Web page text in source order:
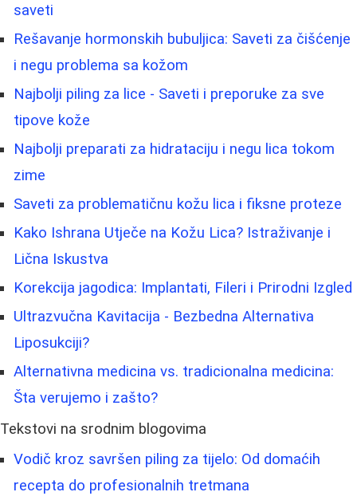
saveti
Rešavanje hormonskih bubuljica: Saveti za čišćenje
i negu problema sa kožom
Najbolji piling za lice - Saveti i preporuke za sve
tipove kože
Najbolji preparati za hidrataciju i negu lica tokom
zime
Saveti za problematičnu kožu lica i fiksne proteze
Kako Ishrana Utječe na Kožu Lica? Istraživanje i
Lična Iskustva
Korekcija jagodica: Implantati, Fileri i Prirodni Izgled
Ultrazvučna Kavitacija - Bezbedna Alternativa
Liposukciji?
Alternativna medicina vs. tradicionalna medicina:
Šta verujemo i zašto?
Tekstovi na srodnim blogovima
Vodič kroz savršen piling za tijelo: Od domaćih
recepta do profesionalnih tretmana